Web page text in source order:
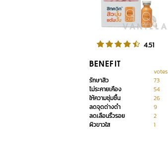
4.51
BENEFIT
votes
รักษาสิว
73
ไม่ระคายเคือง
54
ให้ความชุ่มชื้น
26
ลดจุดด่างดำ
9
ลดเลือนริ้วรอย
2
ผิวขาวใส
1